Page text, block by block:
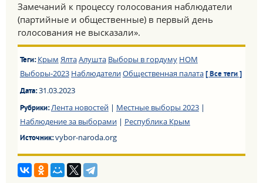
Замечаний к процессу голосования наблюдатели
(партийные и общественные) в первый день
голосования не высказали».
Теги: Крым ЯлтаАлушта Выборы в гордуму НОМ
Выборы-2023 НаблюдателиОбщественная палата [ Все теги ]
Дата:31.03.2023
Рубрики:Лента новостей| Местные выборы 2023|
Наблюдение за выборами| Республика Крым
Источник:vybor-naroda.org